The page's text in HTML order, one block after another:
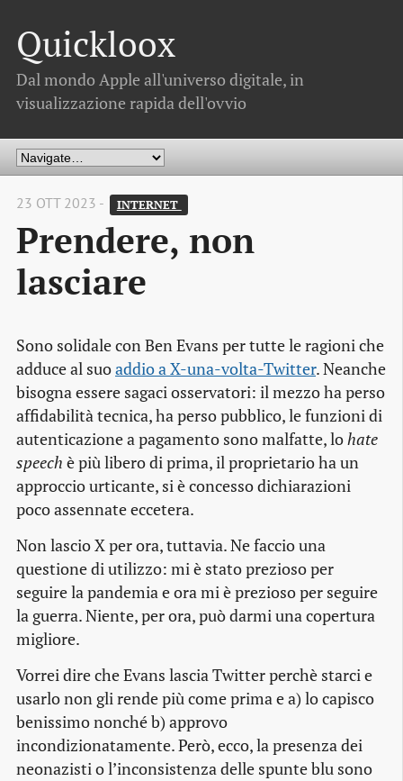
Quickloox
Dal mondo Apple all'universo digitale, in
visualizzazione rapida dell'ovvio
23 OTT 2023 - INTERNET
Prendere, non
lasciare
Sono solidale con Ben Evans per tutte le ragioni che
adduce al suoaddio a X-una-volta-Twitter. Neanche
bisogna essere sagaci osservatori: il mezzo ha perso
affidabilità tecnica, ha perso pubblico, le funzioni di
autenticazione a pagamento sono malfatte, lohate
speech è più libero di prima, il proprietario ha un
approccio urticante, si è concesso dichiarazioni
poco assennate eccetera.
Non lascio X per ora, tuttavia. Ne faccio una
questione di utilizzo: mi è stato prezioso per
seguire la pandemia e ora mi è prezioso per seguire
la guerra. Niente, per ora, può darmi una copertura
migliore.
Vorrei dire che Evans lascia Twitter perchè starci e
usarlo non gli rende più come prima e a) lo capisco
benissimo nonché b) approvo
incondizionatamente. Però, ecco, la presenza dei
neonazisti o l’inconsistenza delle spunte blu sono